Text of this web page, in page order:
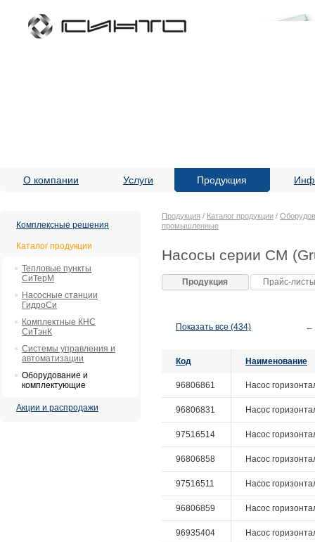
О компании Услуги Продукция
Комплексные решения
Каталог продукции
Тепловые пункты
СиТерМ
Насосные станции
ГидроСи
Комплектные КНС
СиТэнК
Системы управления и
автоматизации
Оборудование и
комплектующие
Акции и распродажи
Продукция / Каталог продукции /
промышленные
Насосы серии CM
Продукция Прайс-
Показать все (434) ←
Код Наименование
96806861 Насос
96806831 Насос
97516514 Насос
96806858 Насос
97516511 Насос
96806859 Насос
96935404 Насос